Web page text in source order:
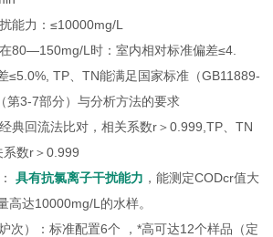
能力：≤10000mg/L
80—150mg/L时：室内相对标准偏差≤4.
≤5.0%, TP、TN能满足国家标准（GB11889-
第3-7部分）与分析方法的要求
典回流法比对，相关系数r＞0.999,TP、TN
系数r＞0.999
：具有抗氯离子干扰能力 ，能测定CODcr值大
高达10000mg/L的水样。
次）：标准配置6个 ，*高可达12个样品（定